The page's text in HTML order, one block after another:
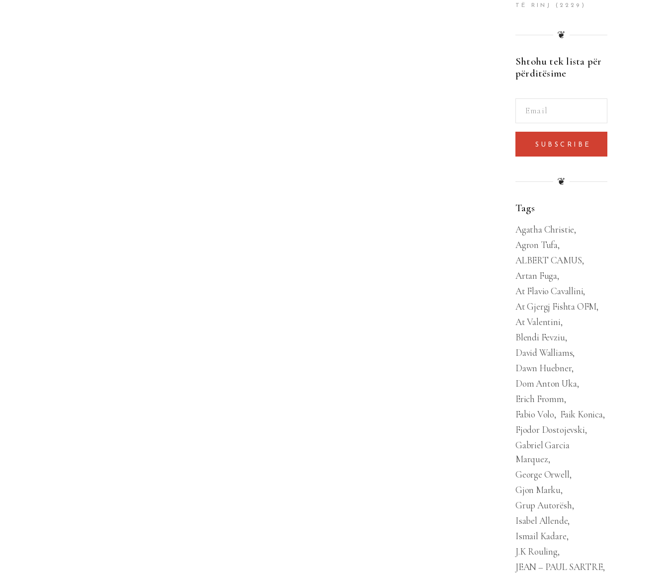
TË RINJ (2229)
❦
Shtohu tek lista për
përditësime
SUBSCRIBE
❦
Tags
Agatha Christie
Agron Tufa
ALBERT CAMUS
Artan Fuga
At Flavio Cavallini
At Gjergj Fishta OFM
At Valentini
Blendi Fevziu
David Walliams
Dawn Huebner
Dom Anton Uka
Erich Fromm
Fabio Volo
Faik Konica
Fjodor Dostojevski
Gabriel Garcia
Marquez
George Orwell
Gjon Marku
Grup Autorësh
Isabel Allende
Ismail Kadare
J.K Rouling
JEAN – PAUL SARTRE